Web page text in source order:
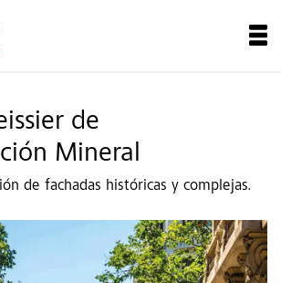
de
Mineral
de fachadas históricas y complejas.